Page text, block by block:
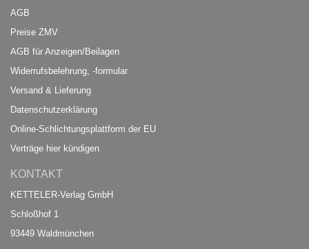
AGB
Preise ZMV
AGB für Anzeigen/Beilagen
Widerrufsbelehrung, -formular
Versand & Lieferung
Datenschutzerklärung
Online-Schlichtungsplattform der EU
Verträge hier kündigen
KONTAKT
KETTELER-Verlag GmbH
Schloßhof 1
93449 Waldmünchen